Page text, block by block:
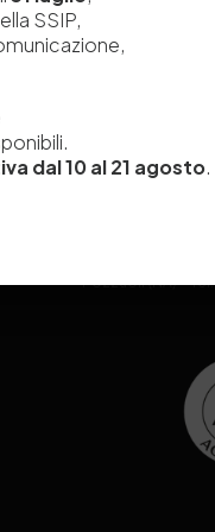
Codice fiscale e
Codice di
delle Ricerche del
Via
Pozzuoli (NA) –
SSIP,
dal 10 al 21 agosto.